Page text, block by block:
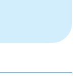
Telefonanruf,
E-Mail-Programm)